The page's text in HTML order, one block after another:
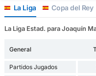
La Liga Copa del Rey
La Liga Estad. para Joaquín
General
Partidos Jugados